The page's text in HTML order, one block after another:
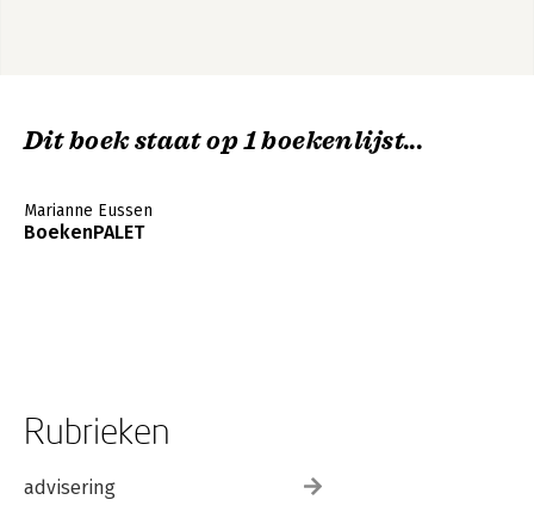
Dit boek staat op 1 boekenlijst...
Marianne Eussen
BoekenPALET
Rubrieken
advisering